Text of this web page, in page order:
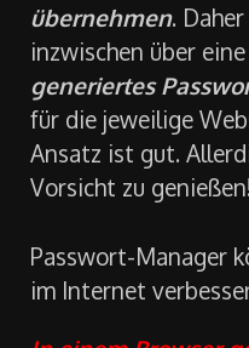
können auf einmal
übernehmen.
inzwischen über
generiertes
für die jeweilige
Ansatz ist gut.
Passwort-Manager